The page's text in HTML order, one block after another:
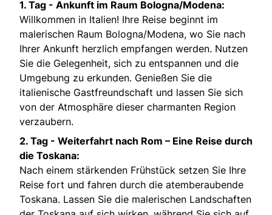
1. Tag - Ankunft im Raum Bologna/Modena:
Willkommen in Italien! Ihre Reise beginnt im
malerischen Raum Bologna/Modena, wo Sie nach
Ihrer Ankunft herzlich empfangen werden. Nutzen
Sie die Gelegenheit, sich zu entspannen und die
Umgebung zu erkunden. Genießen Sie die
italienische Gastfreundschaft und lassen Sie sich
von der Atmosphäre dieser charmanten Region
verzaubern.
2. Tag - Weiterfahrt nach Rom – Eine Reise durch
die Toskana:
Nach einem stärkenden Frühstück setzen Sie Ihre
Reise fort und fahren durch die atemberaubende
Toskana. Lassen Sie die malerischen Landschaften